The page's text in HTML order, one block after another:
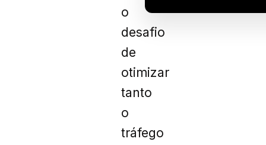
o
desafio
de
otimizar
tanto
o
tráfego